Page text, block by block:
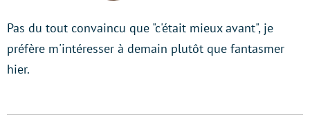
Pas du tout convaincu que "c'était mieux avant", je
préfère m'intéresser à demain plutôt que fantasmer
hier.